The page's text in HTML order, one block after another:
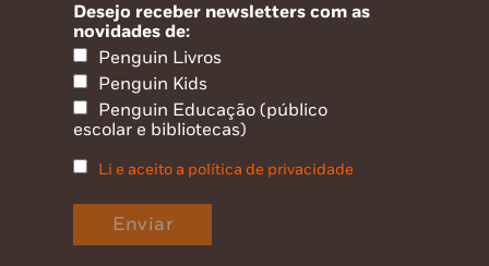
Desejo receber newsletters com as
novidades de:
Penguin Livros
Penguin Kids
Penguin Educação (público
escolar e bibliotecas)
Li e aceito a política de privacidade